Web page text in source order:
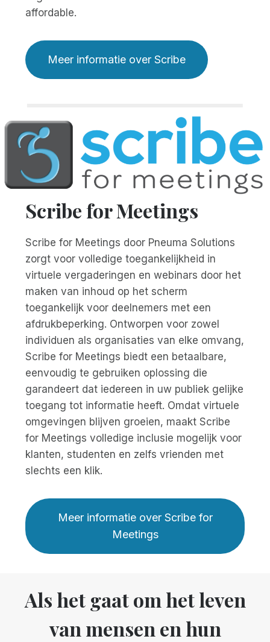
affordable.
Meer informatie over Scribe
Scribe for Meetings
Scribe for Meetings door Pneuma Solutions
zorgt voor volledige toegankelijkheid in
virtuele vergaderingen en webinars door het
maken van inhoud op het scherm
toegankelijk voor deelnemers met een
afdrukbeperking. Ontworpen voor zowel
individuen als organisaties van elke omvang,
Scribe for Meetings biedt een betaalbare,
eenvoudig te gebruiken oplossing die
garandeert dat iedereen in uw publiek gelijke
toegang tot informatie heeft. Omdat virtuele
omgevingen blijven groeien, maakt Scribe
for Meetings volledige inclusie mogelijk voor
klanten, studenten en zelfs vrienden met
slechts een klik.
Meer informatie over Scribe for
Meetings
Als het gaat om het leven
van mensen en hun